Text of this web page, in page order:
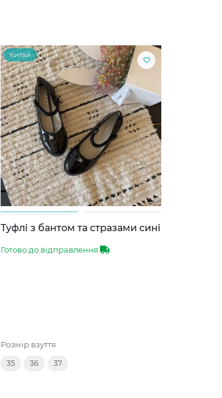
Китай
Туфлі з бантом та стразами сині
Готово до відправлення
Розмір взуття
35 36 37